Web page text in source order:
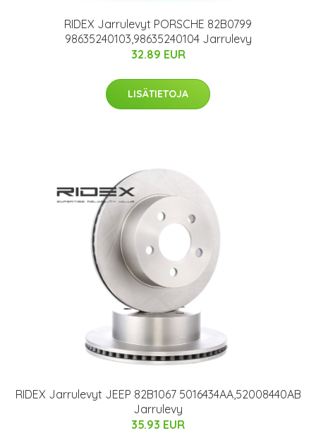
RIDEX Jarrulevyt PORSCHE 82B0799
98635240103,98635240104 Jarrulevy
32.89 EUR
LISÄTIETOJA
RIDEX Jarrulevyt JEEP 82B1067 5016434AA,52008440AB
Jarrulevy
35.93 EUR